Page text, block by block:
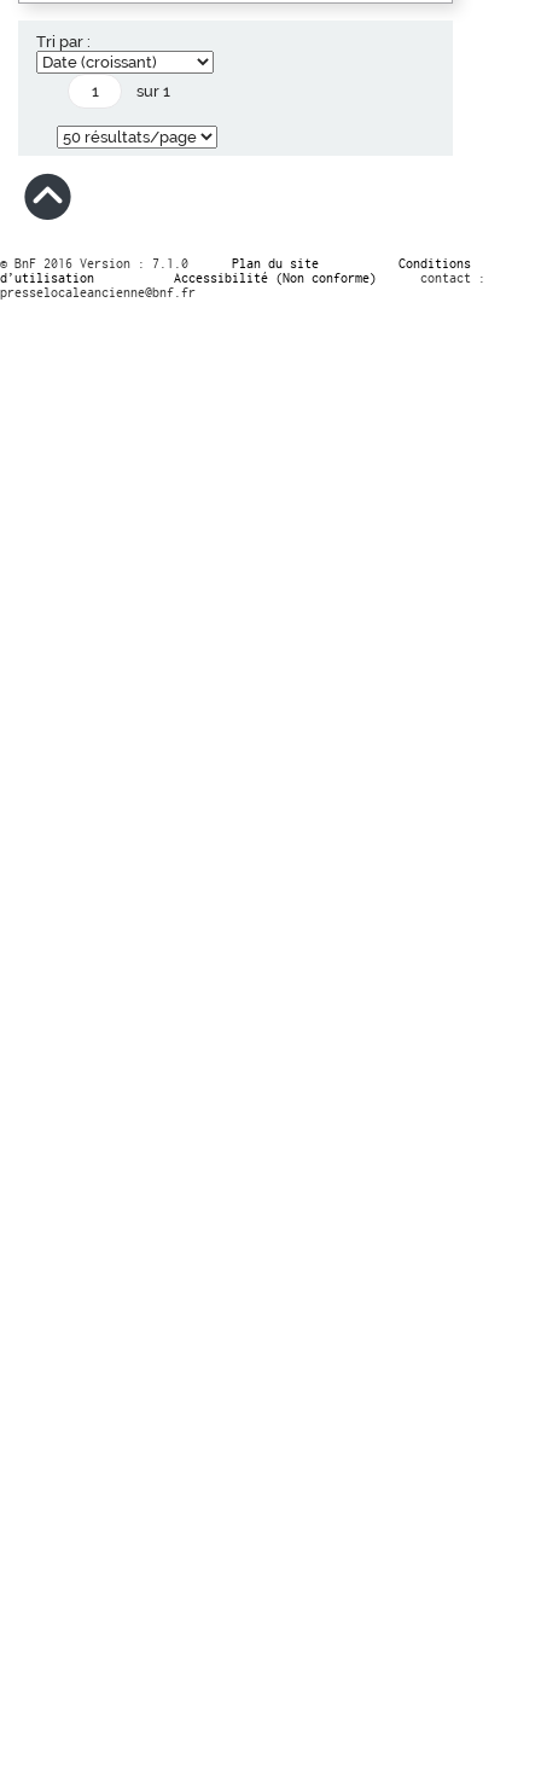
Tri par :
sur 1
© BnF 2016 Version : 7.1.0 Plan du site
Conditions
d’utilisation
Accessibilité (Non conforme)
contact :
presselocaleancienne@bnf.fr